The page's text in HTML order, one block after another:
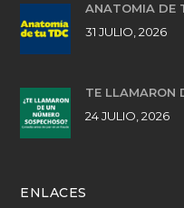
ANATOMÍA DE
31 JULIO, 2026
TE LLAMARON
24 JULIO, 2026
ENLACES